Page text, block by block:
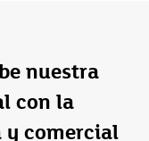
nuestra
con la
comercial